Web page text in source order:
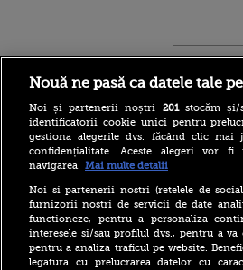
Riscuri în
energiei
Seceta,
Ce măsuri
PSD îi
Menținerea
Nouă ne pasă ca datele tale
Noi și partenerii noștri 201stocăm și/
identificatorii cookie unici pentru
gestiona alegerile dvs. făcând clic
confidențialitate. Aceste alegeri vor
navigarea. Mai multe detalii
Noi si partenerii nostri (retelele de
furnizorii nostri de servicii de date
functioneze, pentru a personaliza
interesele si/sau profilul dvs., pentru a
pentru a analiza traficul pe website.
legatura cu prelucrarea datelor cu